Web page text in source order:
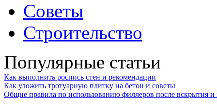
Советы
Строительство
Популярные статьи
Как выполнить роспись стен и рекомендации
Как уложить тротуарную плитку на бетон и советы
Общие правила по использованию филлеров после вскрытия и